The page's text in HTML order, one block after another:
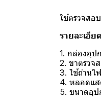
ใช้ตรวจสอ
รายละเอี
1. กล่องอุป
2. ขาตรวจ
3. ใช้ถ่านไ
4. หลอดแ
5. ขนาดอุ